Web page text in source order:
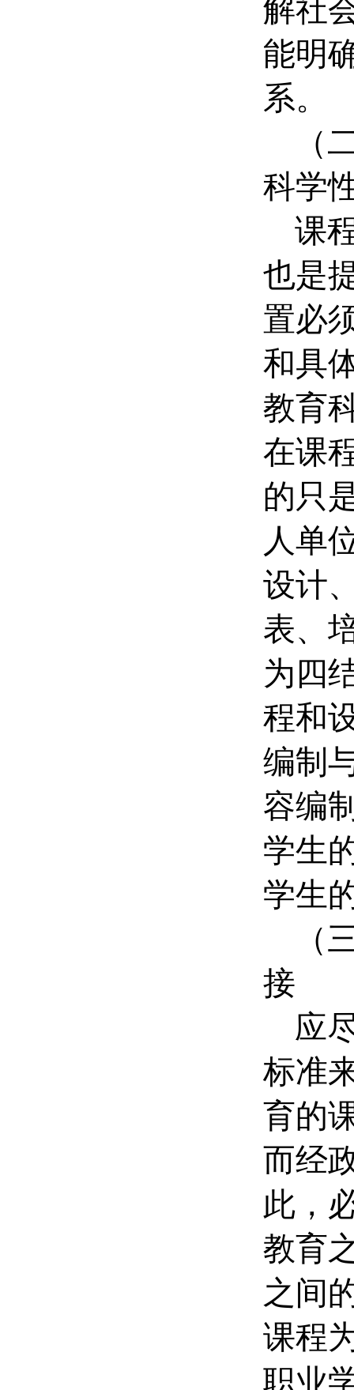
解社
能明
系。
（
科学
课
也是
置必
和具
教育
在课
的只
人单
设计
表、
为四
程和
编制
容编
学生
学生
（
接
应
标准
育的
而经
此，
教育
之间
课程
职业